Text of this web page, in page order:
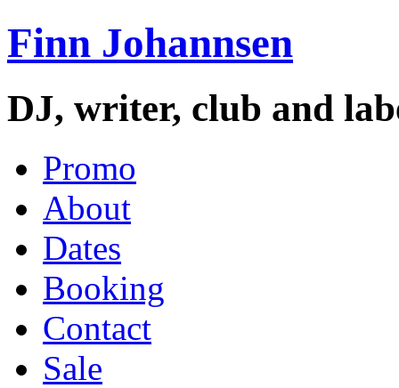
Finn Johannsen
DJ, writer, club and
Promo
About
Dates
Booking
Contact
Sale